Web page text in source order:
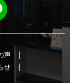
声
せ